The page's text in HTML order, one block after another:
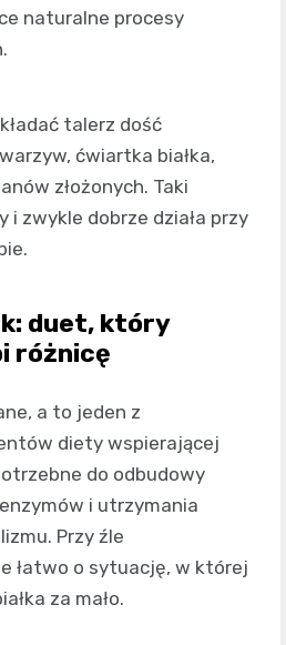
naturalne procesy
talerz dość
ćwiartka białka,
złożonych. Taki
zwykle dobrze działa przy
duet, który
różnicę
a to jeden z
diety wspierającej
do odbudowy
i utrzymania
Przy źle
łatwo o sytuację, w której
za mało.